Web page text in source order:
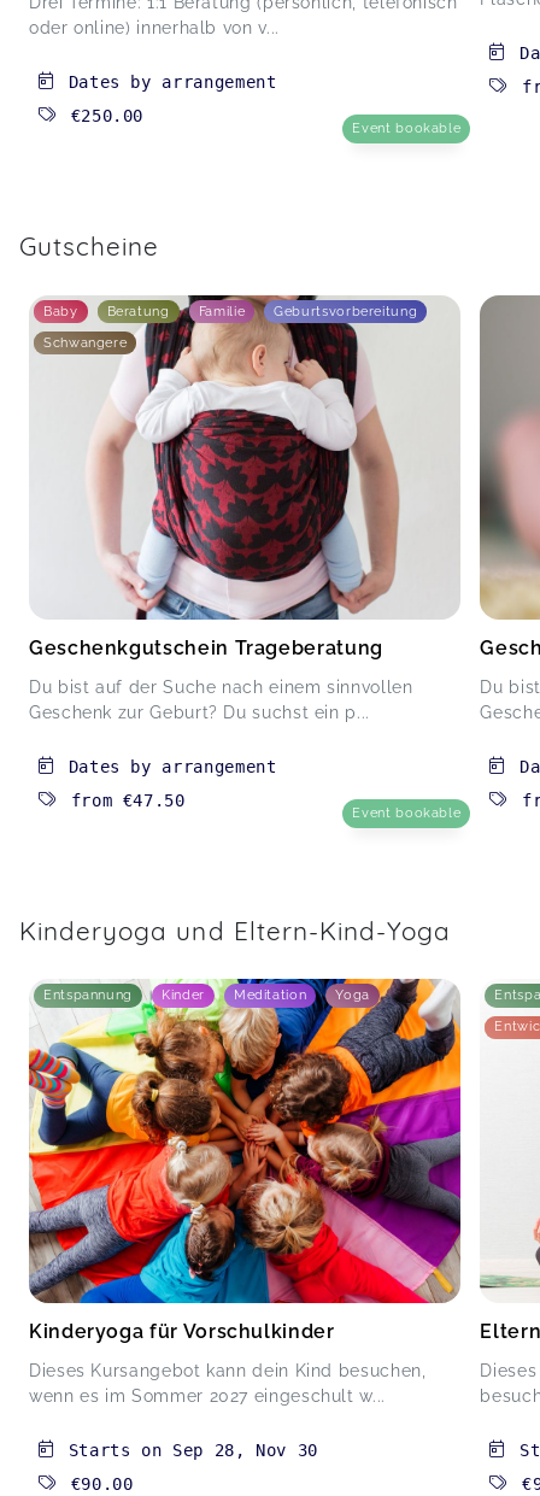
oder online) innerhalb von v...
Dates by arrangement
€250.00
Event bookable
Gutscheine
Baby Beratung Familie Geburtsvorbereitung
Schwangere
Geschenkgutschein Trageberatung
Du bist auf der Suche nach einem sinnvollen
Geschenk zur Geburt? Du suchst ein p...
Dates by arrangement
from €47.50
Event bookable
Du
Kinderyoga und Eltern-Kind-Yoga
Entspannung Kinder Meditation Yoga
Kinderyoga für Vorschulkinder
Dieses Kursangebot kann dein Kind besuchen,
wenn es im Sommer 2027 eingeschult w...
Starts on Sep 28 , Nov 30
€90.00